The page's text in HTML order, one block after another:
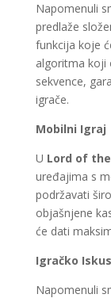
Napomenuli
predlaže
funkcija koje
algoritma koji
sekvence,
igrače.
Mobilni Igraj
U Lord of
uređajima s
podržavati
objašnjene
će dati
Igračko
Napomenuli